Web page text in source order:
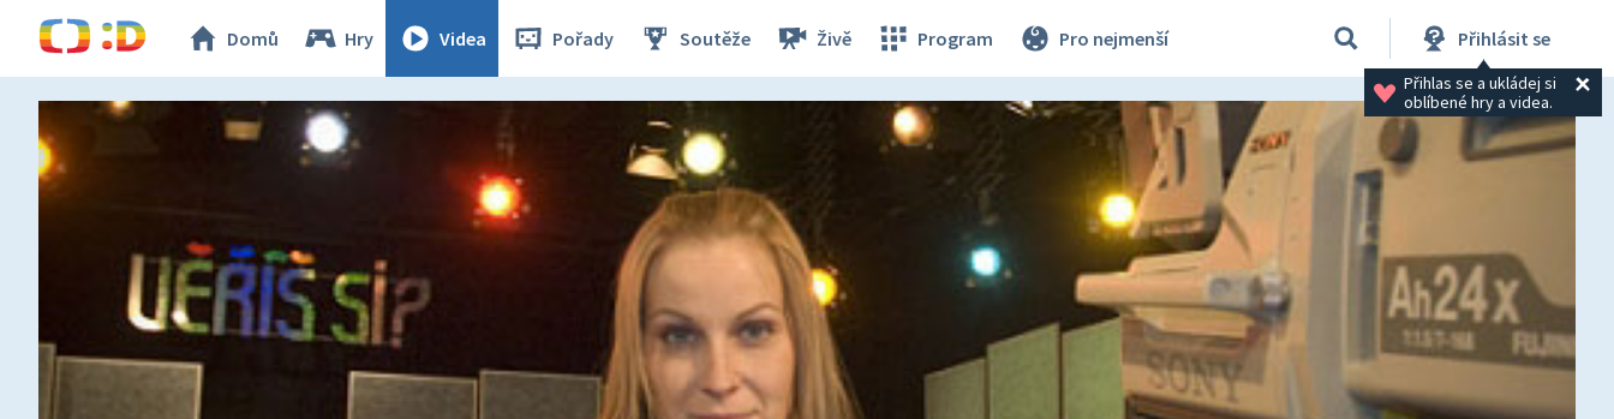
Domů Hry Videa Pořady Soutěže Živě Program Pro nejmenší Přihlásit se
Přihlas se a ukládej si
oblíbené hry a videa.